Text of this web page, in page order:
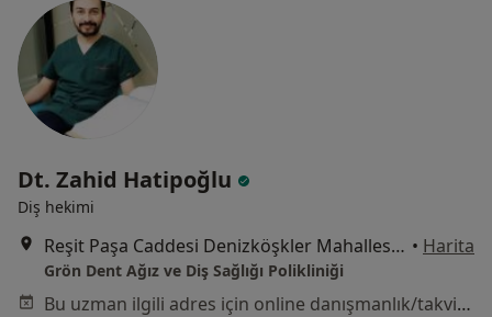
Dt. Zahid Hatipoğlu
Diş hekimi
Reşit Paşa Caddesi Denizköşkler Mahallesi No:23B, İstanbul • Harita
Grön Dent Ağız ve Diş Sağlığı Polikliniği
Bu uzman ilgili adres için online danışmanlık/takvim sunmuyor.